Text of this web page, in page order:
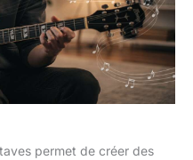
permet de créer des